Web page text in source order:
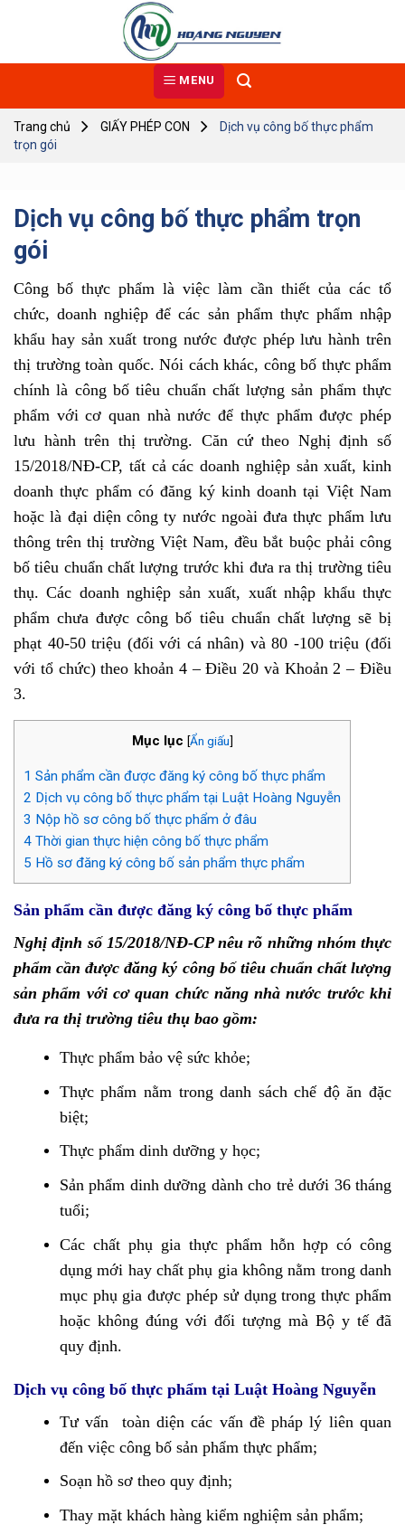
MENU
Trang chủ GIẤY PHÉP CON
Dịch vụ công bố thực phẩm
trọn gói
Dịch vụ công bố thực phẩm trọn
gói
Công bố thực phẩm là việc làm cần thiết của các tổ
chức, doanh nghiệp để các sản phẩm thực phẩm nhập
khẩu hay sản xuất trong nước được phép lưu hành trên
thị trường toàn quốc. Nói cách khác, công bố thực phẩm
chính là công bố tiêu chuẩn chất lượng sản phẩm thực
phẩm với cơ quan nhà nước để thực phẩm được phép
lưu hành trên thị trường. Căn cứ theo Nghị định số
15/2018/NĐ-CP, tất cả các doanh nghiệp sản xuất, kinh
doanh thực phẩm có đăng ký kinh doanh tại Việt Nam
hoặc là đại diện công ty nước ngoài đưa thực phẩm lưu
thông trên thị trường Việt Nam, đều bắt buộc phải công
bố tiêu chuẩn chất lượng trước khi đưa ra thị trường tiêu
thụ. Các doanh nghiệp sản xuất, xuất nhập khẩu thực
phẩm chưa được công bố tiêu chuẩn chất lượng sẽ bị
phạt 40-50 triệu (đối với cá nhân) và 80 -100 triệu (đối
với tổ chức) theo khoản 4 – Điều 20 và Khoản 2 – Điều
3.
Mục lục [Ẩn giấu]
1 Sản phẩm cần được đăng ký công bố thực phẩm
2 Dịch vụ công bố thực phẩm tại Luật Hoàng Nguyễn
3 Nộp hồ sơ công bố thực phẩm ở đâu
4 Thời gian thực hiện công bố thực phẩm
5 Hồ sơ đăng ký công bố sản phẩm thực phẩm
Sản phẩm cần được đăng ký công bố thực phẩm
Nghị định số 15/2018/NĐ-CP nêu rõ những nhóm thực
phẩm cần được đăng ký công bố tiêu chuẩn chất lượng
sản phẩm với cơ quan chức năng nhà nước trước khi
đưa ra thị trường tiêu thụ bao gồm:
Thực phẩm bảo vệ sức khỏe;
Thực phẩm nằm trong danh sách chế độ ăn đặc
biệt;
Thực phẩm dinh dưỡng y học;
Sản phẩm dinh dưỡng dành cho trẻ dưới 36 tháng
tuổi;
Các chất phụ gia thực phẩm hỗn hợp có công
dụng mới hay chất phụ gia không nằm trong danh
mục phụ gia được phép sử dụng trong thực phẩm
hoặc không đúng với đối tượng mà Bộ y tế đã
quy định.
Dịch vụ công bố thực phẩm tại Luật Hoàng Nguyễn
Tư vấn toàn diện các vấn đề pháp lý liên quan
đến việc công bố sản phẩm thực phẩm;
Soạn hồ sơ theo quy định;
Thay mặt khách hàng kiểm nghiệm sản phẩm;